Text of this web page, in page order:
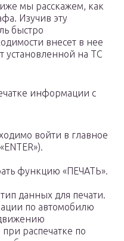
мы расскажем, как
Изучив эту
быстро
внесет в нее
установленной на ТС
информации с
войти в главное
функцию «ПЕЧАТЬ».
данных для печати.
по автомобилю
при распечатке по